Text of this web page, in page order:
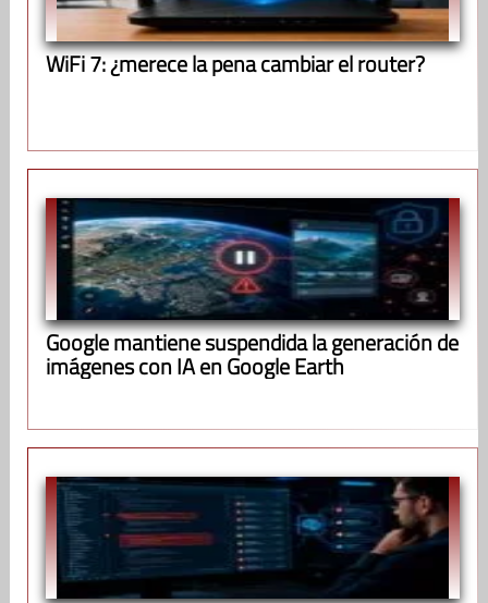
WiFi 7: ¿merece la pena cambiar el router?
Google mantiene suspendida la generación de
imágenes con IA en Google Earth